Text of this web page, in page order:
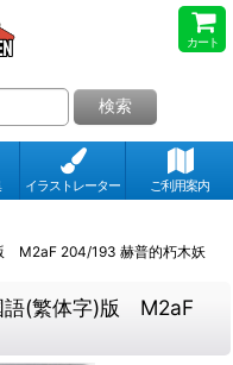
カート
検索
イラストレーター ご利用案内
M2aF 204/193 赫普的朽木妖
(繁体字)版 M2aF